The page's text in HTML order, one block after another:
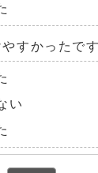
すかったで
い